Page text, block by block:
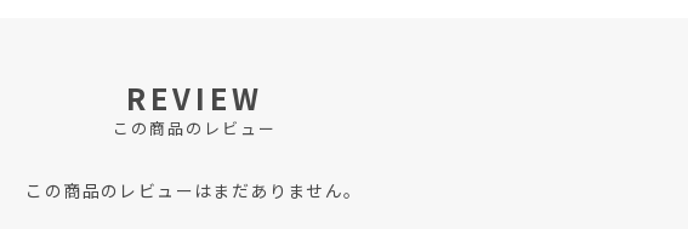
REVIEW
この商品のレビュー
この商品のレビューはまだありません。